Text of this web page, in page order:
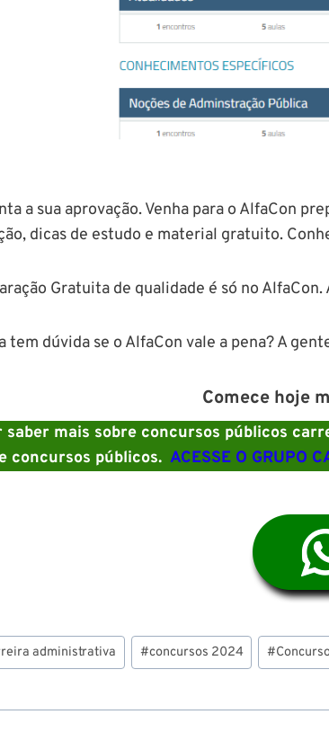
a sua aprovação. Venha para o AlfaCon
dicas de estudo e material gratuito.
Gratuita de qualidade é só no
tem dúvida se o AlfaCon vale a pena? A
Comece hoje
saber mais sobre concursos públicos
concursos públicos. ACESSE O GRUPO
administrativa #concursos 2024 #